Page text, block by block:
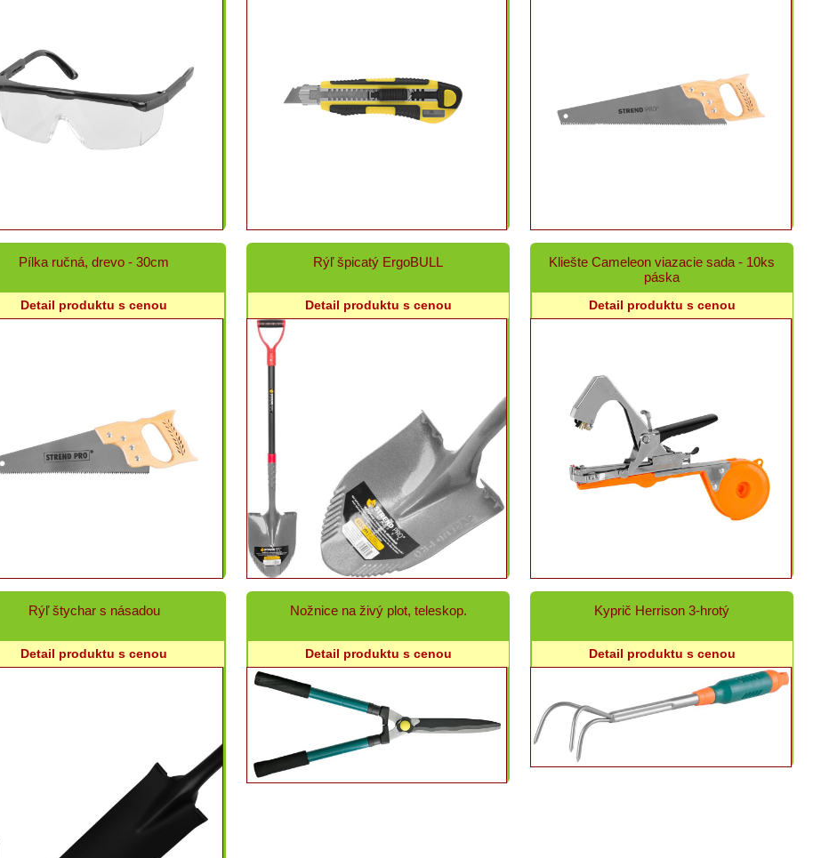
Pílka ručná, drevo - 30cm
Detail produktu s cenou
Rýľ špicatý ErgoBULL
Detail produktu s cenou
Kliešte Cameleon viazacie sada - 10ks
páska
Detail produktu s cenou
Rýľ štychar s násadou
Detail produktu s cenou
Nožnice na živý plot, teleskop.
Detail produktu s cenou
Kyprič Herrison 3-hrotý
Detail produktu s cenou